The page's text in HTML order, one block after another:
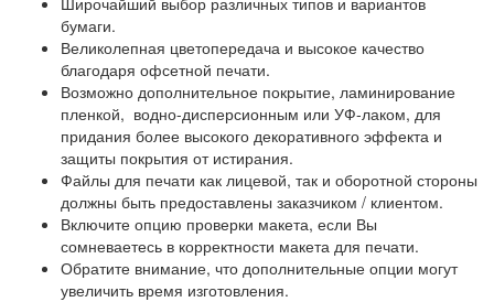
бумаги.
Великолепная цветопередача и высокое качество
благодаря офсетной печати.
Возможно дополнительное покрытие, ламинирование
пленкой, водно-дисперсионным или УФ-лаком, для
придания более высокого декоративного эффекта и
защиты покрытия от истирания.
Файлы для печати как лицевой, так и оборотной стороны
должны быть предоставлены заказчиком / клиентом.
Включите опцию проверки макета, если Вы
сомневаетесь в корректности макета для печати.
Обратите внимание, что дополнительные опции могут
увеличить время изготовления.